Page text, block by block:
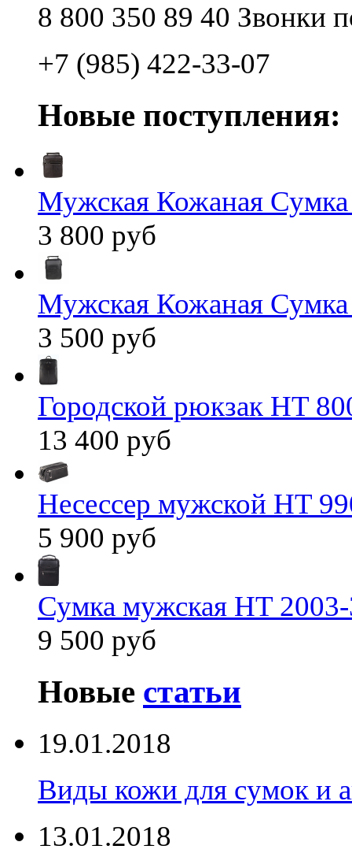
8 800 350 89 40 Звонки
+7 (985) 422-33-07
Новые поступления:
Мужская Кожаная
3 800 руб
Мужская Кожаная
3 500 руб
Городской рюкзак HT
13 400 руб
Несессер мужской HT
5 900 руб
Сумка мужская HT
9 500 руб
Новые статьи
19.01.2018
Виды кожи для сумок и
13.01.2018